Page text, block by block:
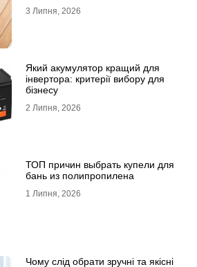
3 Липня, 2026
Який акумулятор кращий для
інвертора: критерії вибору для
бізнесу
2 Липня, 2026
ТОП причин выбрать купели для
бань из полипропилена
1 Липня, 2026
Чому слід обрати зручні та якісні